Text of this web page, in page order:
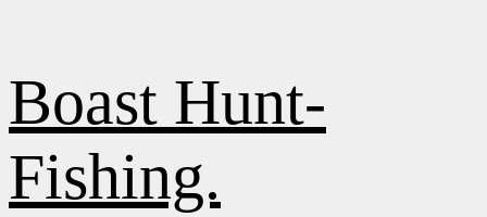
содержимому
Boast Hunt-
Fishing.